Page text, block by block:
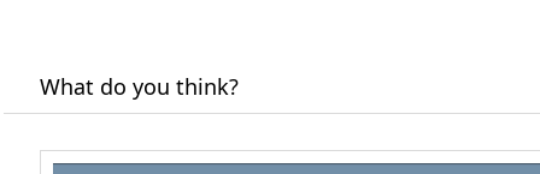
What do you think?